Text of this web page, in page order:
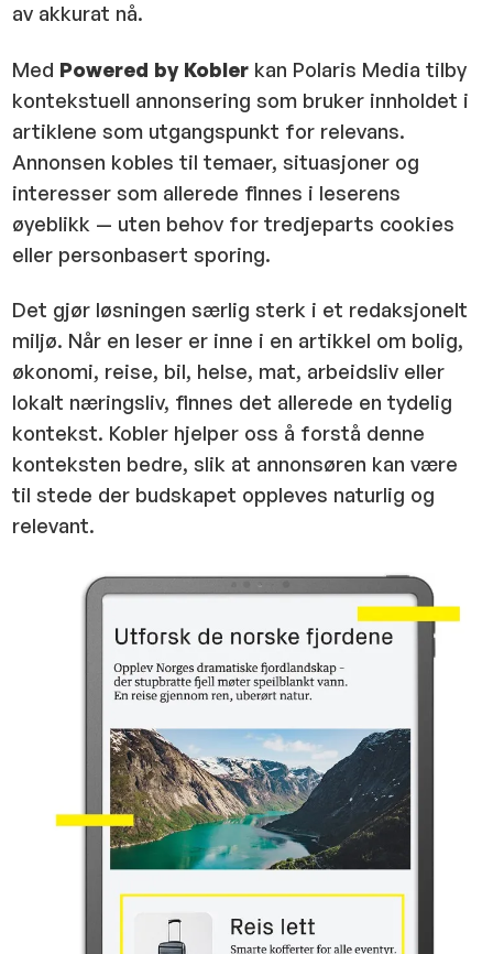
av akkurat nå.
Med Powered by Kobler kan Polaris Media tilby
kontekstuell annonsering som bruker innholdet i
artiklene som utgangspunkt for relevans.
Annonsen kobles til temaer, situasjoner og
interesser som allerede finnes i leserens
øyeblikk — uten behov for tredjeparts cookies
eller personbasert sporing.
Det gjør løsningen særlig sterk i et redaksjonelt
miljø. Når en leser er inne i en artikkel om bolig,
økonomi, reise, bil, helse, mat, arbeidsliv eller
lokalt næringsliv, finnes det allerede en tydelig
kontekst. Kobler hjelper oss å forstå denne
konteksten bedre, slik at annonsøren kan være
til stede der budskapet oppleves naturlig og
relevant.